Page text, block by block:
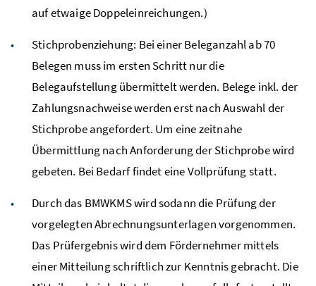
auf etwaige Doppeleinreichungen.)
Stichprobenziehung: Bei einer Beleganzahl ab 70
Belegen muss im ersten Schritt nur die
Belegaufstellung übermittelt werden. Belege inkl. der
Zahlungsnachweise werden erst nach Auswahl der
Stichprobe angefordert. Um eine zeitnahe
Übermittlung nach Anforderung der Stichprobe wird
gebeten. Bei Bedarf findet eine Vollprüfung statt.
Durch das BMWKMS wird sodann die Prüfung der
vorgelegten Abrechnungsunterlagen vorgenommen.
Das Prüfergebnis wird dem Fördernehmer mittels
einer Mitteilung schriftlich zur Kenntnis gebracht. Die